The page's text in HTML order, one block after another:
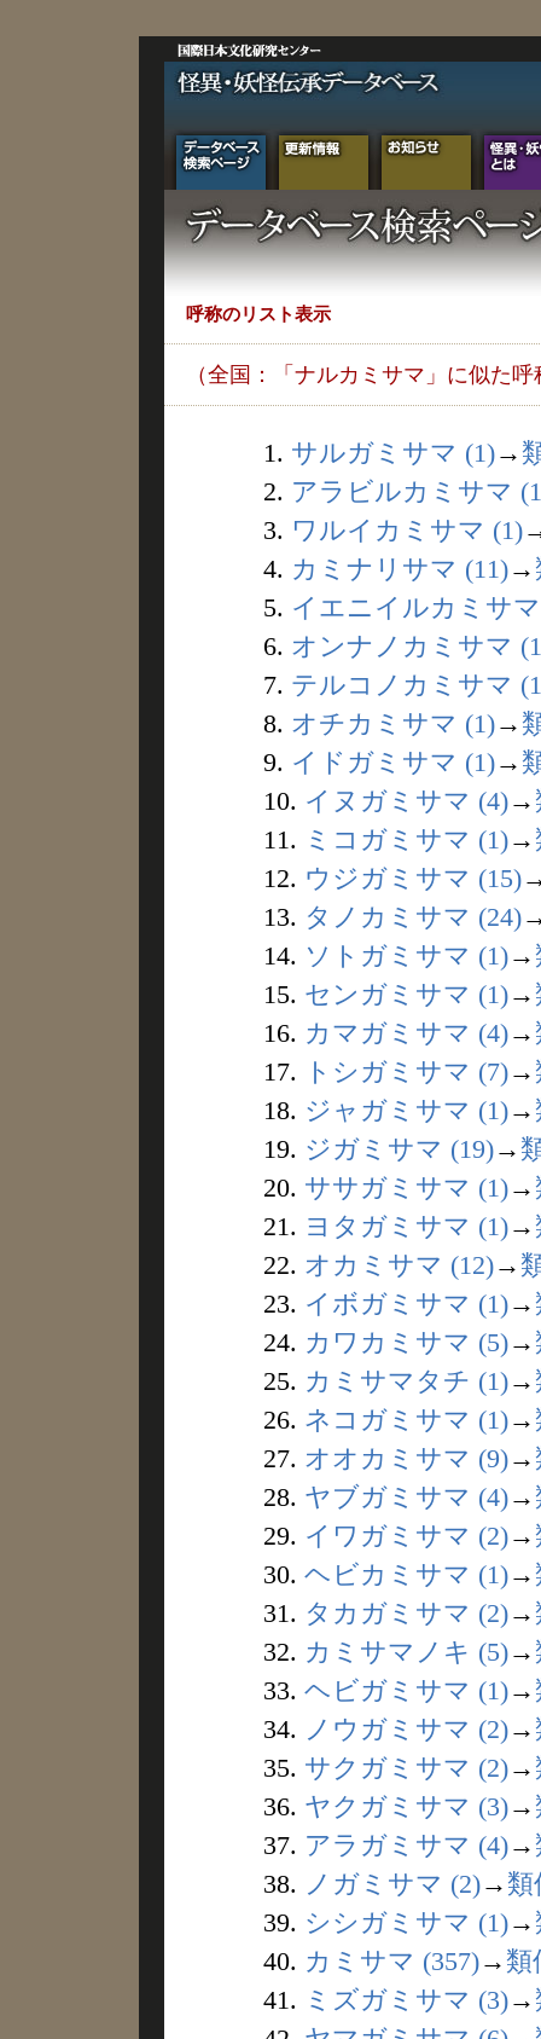
呼称のリスト表示
（全国：「ナルカミサマ」に似た呼
1. サルガミサマ (1)→
2. アラビルカミサマ
3. ワルイカミサマ (1)
4. カミナリサマ (11)→
5. イエニイルカミサ
6. オンナノカミサマ
7. テルコノカミサマ
8. オチカミサマ (1)→
9. イドガミサマ (1)→
10. イヌガミサマ (4)→
11. ミコガミサマ (1)→
12. ウジガミサマ (15)
13. タノカミサマ (24)
14. ソトガミサマ (1)→
15. センガミサマ (1)→
16. カマガミサマ (4)→
17.
トシガミサマ (7)→
18. ジャガミサマ (1)→
19. ジガミサマ (19)→
20. ササガミサマ (1)→
21. ヨタガミサマ (1)→
22. オカミサマ (12)→
23. イボガミサマ (1)→
24. カワカミサマ (5)→
25. カミサマタチ (1)→
26. ネコガミサマ (1)→
27. オオカミサマ (9)→
28. ヤブガミサマ (4)→
29. イワガミサマ (2)→
30. ヘビカミサマ (1)→
31. タカガミサマ (2)→
32. カミサマノキ (5)→
33. ヘビガミサマ (1)→
34. ノウガミサマ (2)→
35. サクガミサマ (2)→
36. ヤクガミサマ (3)→
37. アラガミサマ (4)→
38. ノガミサマ (2)→ 類
39. シシガミサマ (1)→
40. カミサマ (357)→ 類
41. ミズガミサマ (3)→